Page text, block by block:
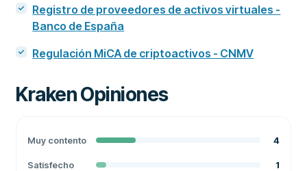
Registro de proveedores de activos virtuales -
Banco de España
Regulación MiCA de criptoactivos - CNMV
KrakenOpiniones
Muy contento 4
Satisfecho 1